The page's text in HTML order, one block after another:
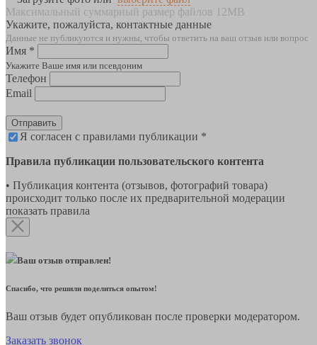
Максимальный суммарный размер файлов 12MB
Укажите, пожалуйста, контактные данные
Данные не публикуются и нужны, чтобы ответить на ваш отзыв или вопрос
Имя *
Укажите Ваше имя или псевдоним
Телефон
Email
Отправить
Я согласен с правилами публикации *
Правила публикации пользовательского контента
• Публикация контента (отзывов, фотографий товара)
происходит только после их предварительной модерации
показать правила
Ваш отзыв отправлен!
Спасибо, что решили поделиться опытом!
Ваш отзыв будет опубликован после проверки модератором.
Заказать звонок